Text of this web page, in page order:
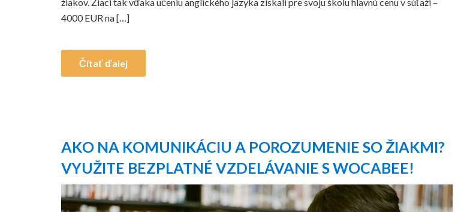
4000 EUR na […]
Čítať ďalej
AKO NA KOMUNIKÁCIU A POROZUMENIE SO ŽIAKMI?
VYUŽITE BEZPLATNÉ VZDELÁVANIE S WOCABEE!